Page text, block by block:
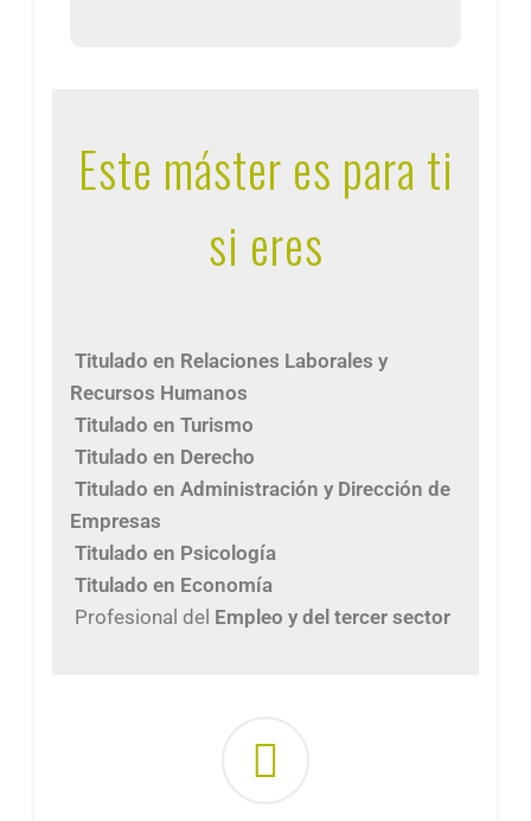
Este máster es para ti
si eres
Titulado en Relaciones Laborales y
Recursos Humanos
Titulado en Turismo
Titulado en Derecho
Titulado en Administración y Dirección de
Empresas
Titulado en Psicología
Titulado en Economía
Profesional del Empleo y del tercer sector